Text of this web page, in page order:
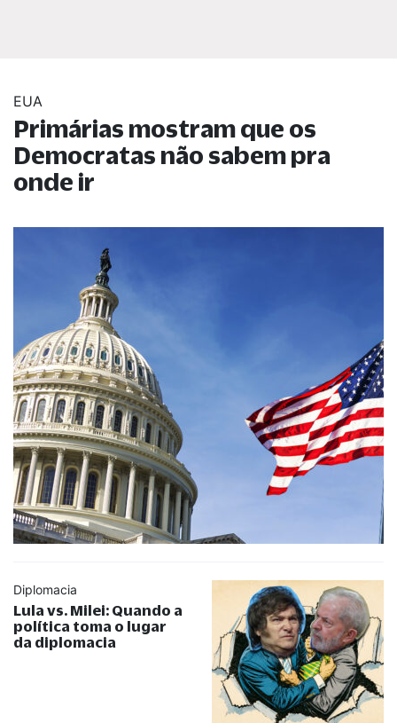
EUA
Primárias mostram que os
Democratas não sabem pra
onde ir
Diplomacia
Lula vs. Milei: Quando a
política toma o lugar
da diplomacia